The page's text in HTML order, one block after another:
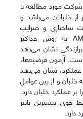
مورد مطالعه با
از روش سرشماری شامل 200 نفر از خلبانان می‌باشد و
ساختاری و ضرایب
به روش حداکثر
نشان می‌دهد
است. آزمون فرضیه‌ها،
عملکرد، نشان می‌دهد
خلبان و از بین عوامل
عملکرد خلبان دارد.
جوی بیشترین تاثیر
دارد.